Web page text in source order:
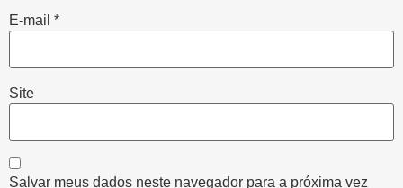
E-mail *
Site
Salvar meus dados neste navegador para a próxima vez